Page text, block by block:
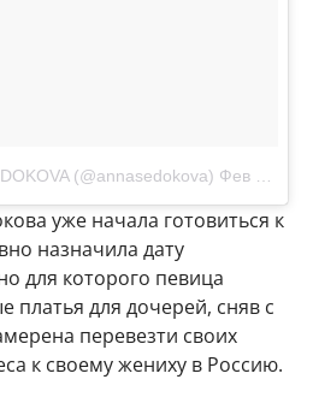
(@annasedokova) Фев 15 2017 в 7:35 PST
уже начала готовиться к
назначила дату
для которого певица
платья для дочерей, сняв с
перевезти своих
к своему жениху в Россию.